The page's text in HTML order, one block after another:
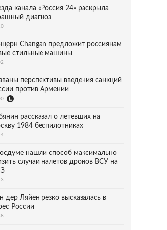
канала «Россия 24» раскрыла
диагноз
Changan предложит россиянам
стильные машины
перспективы введения санкций
против Армении
рассказал о летевших на
1984 беспилотниках
нашли способ максимально
случаи налетов дронов ВСУ на
дер Ляйен резко высказалась в
России